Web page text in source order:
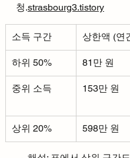
청.strasbourg3.tistory
소득 구간 상한액 (연
하위 50% 81만 원
중위 소득 153만 원
상위 20% 598만 원